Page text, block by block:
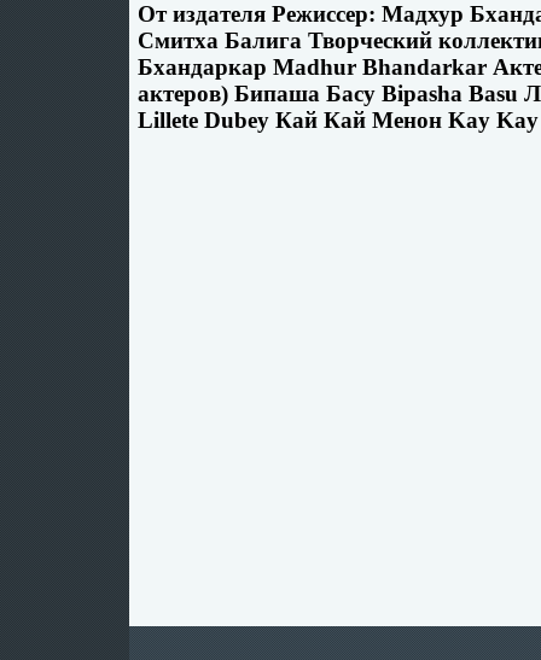
От издателя Режиссер: Мадхур
Смитха Балига Творческий
Бхандаркар Madhur Bhandarkar
актеров) Бипаша Басу Bipasha Basu
Lillete Dubey Кай Кай Менон Kay Kay